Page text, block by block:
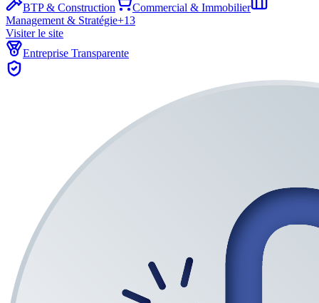
BTP & Construction
Commercial & Immobilier
Management & Stratégie+13
Visiter le site
Entreprise Transparente